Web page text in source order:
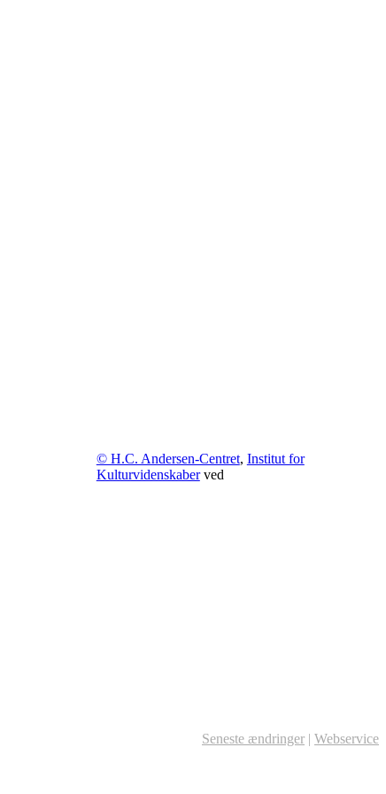
© H.C. Andersen-Centret, Institut for
Kulturvidenskaberved
Seneste ændringer | Webservice